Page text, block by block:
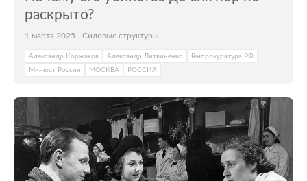
раскрыто?
1 марта 2025 Силовые структуры
Александр Коржаков Александр Литвиненко
Генпрокуратура РФ
Минюст России
МОСКВА РОССИЯ